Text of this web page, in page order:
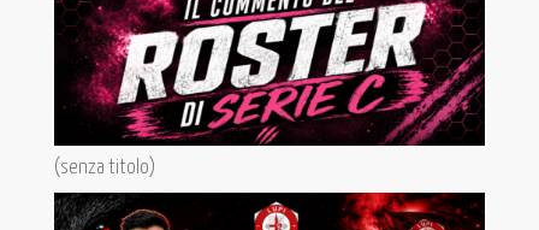
(senza titolo)